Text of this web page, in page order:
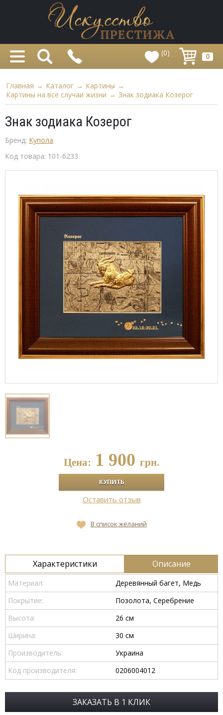
(0) 0
Главная → Каталог → Картины →
Картины на все случаи жизни → Знак зодиака Козерог
Знак зодиака Козерог
Бренд: Купола
Код товара: 101-6233
Цена: 1 900 грн.
Оставить отзыв
В список желаний
Характеристики Описание
Материал:
Деревянный багет, Медь
Покрытие:
Позолота, Серебрение
Высота:
26 см
Ширина:
30 см
Производитель:
Украина
Код производителя:
0206004012
ЗАКАЗАТЬ В 1 КЛИК